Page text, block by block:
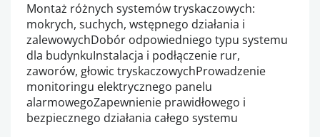
Montaż różnych systemów tryskaczowych:
mokrych, suchych, wstępnego działania i
zalewowychDobór odpowiedniego typu systemu
dla budynkuInstalacja i podłączenie rur,
zaworów, głowic tryskaczowychProwadzenie
monitoringu elektrycznego panelu
alarmowegoZapewnienie prawidłowego i
bezpiecznego działania całego systemu